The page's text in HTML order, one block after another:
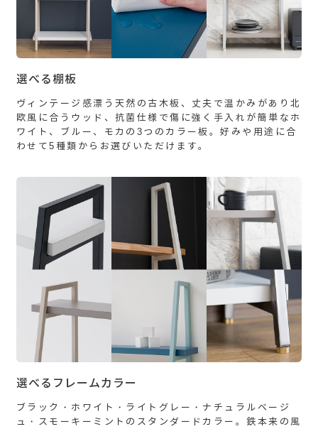
選べる棚板
ヴィンテージ感漂う天然の古木板、丈夫で温かみがあり北
欧風に合うウッド、抗菌仕様で傷に強く手入れが簡単なホ
ワイト、ブルー、モカの3つのカラー板。好みや用途に合
わせて5種類からお選びいただけます。
選べるフレームカラー
ブラック・ホワイト・ライトグレー・ナチュラルベージ
ュ・スモーキーミントのスタンダードカラー。鉄本来の風